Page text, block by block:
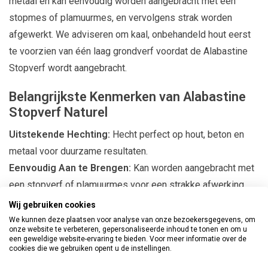
stopmes of plamuurmes, en vervolgens strak worden
afgewerkt. We adviseren om kaal, onbehandeld hout eerst
te voorzien van één laag grondverf voordat de Alabastine
Stopverf wordt aangebracht.
Belangrijkste Kenmerken van Alabastine
Stopverf Naturel
Uitstekende Hechting: Hecht perfect op hout, beton en
metaal voor duurzame resultaten.
Eenvoudig Aan te Brengen: Kan worden aangebracht met
een stopverf of plamuurmes voor een strakke afwerking.
Maximale Diepte:Geschikt voor het aanstoppen van ruiten
tot een maximale diepte van 1 cm.
Voegbreedte:In sponningen maximaal 2 cm voor een
optimale toepassing.
Wij gebruiken cookies
We kunnen deze plaatsen voor analyse van onze bezoekersgegevens, om
onze website te verbeteren, gepersonaliseerde inhoud te tonen en om u
een geweldige website-ervaring te bieden. Voor meer informatie over de
cookies die we gebruiken opent u de instellingen.